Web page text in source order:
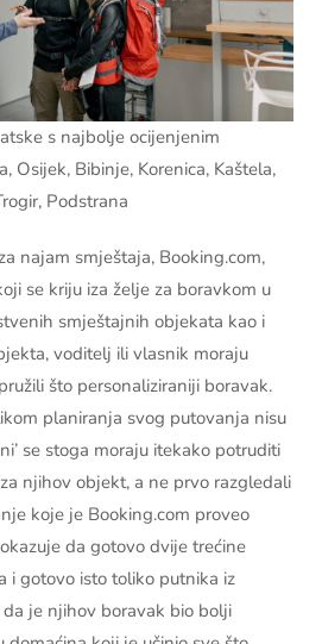
s najbolje ocijenjenim
Osijek, Bibinje, Korenica, Kaštela,
Podstrana
najam smještaja, Booking.com,
se kriju iza želje za boravkom u
smještajnih objekata kao i
voditelj ili vlasnik moraju
što personaliziraniji boravak.
planiranja svog putovanja nisu
se stoga moraju itekako potruditi
njihov objekt, a ne prvo razgledali
koje je Booking.com proveo
da gotovo dvije trećine
i gotovo isto toliko putnika iz
je njihov boravak bio bolji